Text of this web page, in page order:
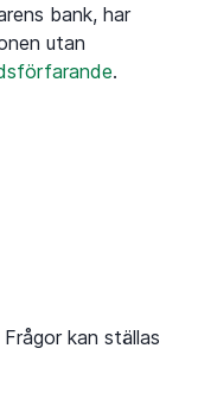
bank, har
utan
.
kan ställas